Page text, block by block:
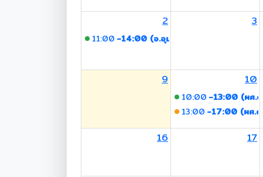
2
11:00 -14:00 (อ.อุมาพร)
3
9 10
10:00 -13:00 (ผศ.ด
13:00 -17:00 (ผศ.ดร
16 17